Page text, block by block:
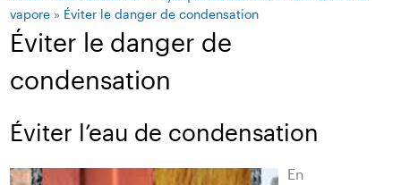
vapore » Éviter le danger de condensation
Éviter le danger de
condensation
Éviter l’eau de condensation
En